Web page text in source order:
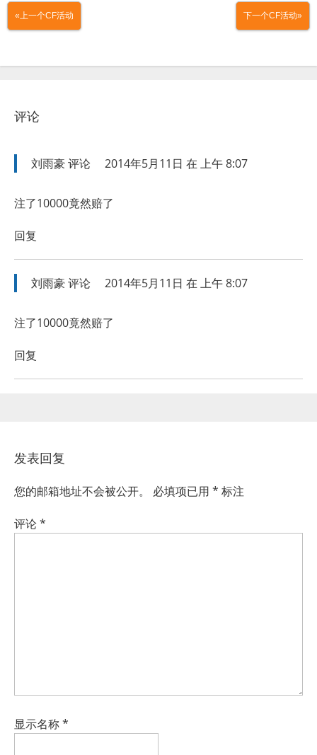
«上一个CF活动 下一个CF活动»
评论
刘雨豪 评论 2014年5月11日 在 上午 8:07
注了10000竟然赔了
回复
刘雨豪 评论 2014年5月11日 在 上午 8:07
注了10000竟然赔了
回复
发表回复
您的邮箱地址不会被公开。 必填项已用 * 标注
评论*
显示名称*